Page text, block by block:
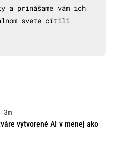
a prinášame vám ich
svete cítili
3m
vytvorené AI v menej ako